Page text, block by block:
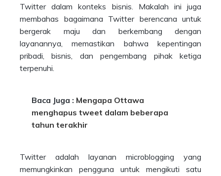
Twitter dalam konteks bisnis. Makalah ini juga
membahas bagaimana Twitter berencana untuk
bergerak maju dan berkembang dengan
layanannya, memastikan bahwa kepentingan
pribadi, bisnis, dan pengembang pihak ketiga
terpenuhi.
Baca Juga : Mengapa Ottawa
menghapus tweet dalam beberapa
tahun terakhir
Twitter adalah layanan microblogging yang
memungkinkan pengguna untuk mengikuti satu